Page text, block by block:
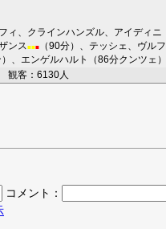
ィ クラインハンズル アイディニ
ンス ■■■ （90分）、 テッシェ ヴルフ
）、 エンゲルハルト （86分クンツェ ）
観客：6130人
コメント：